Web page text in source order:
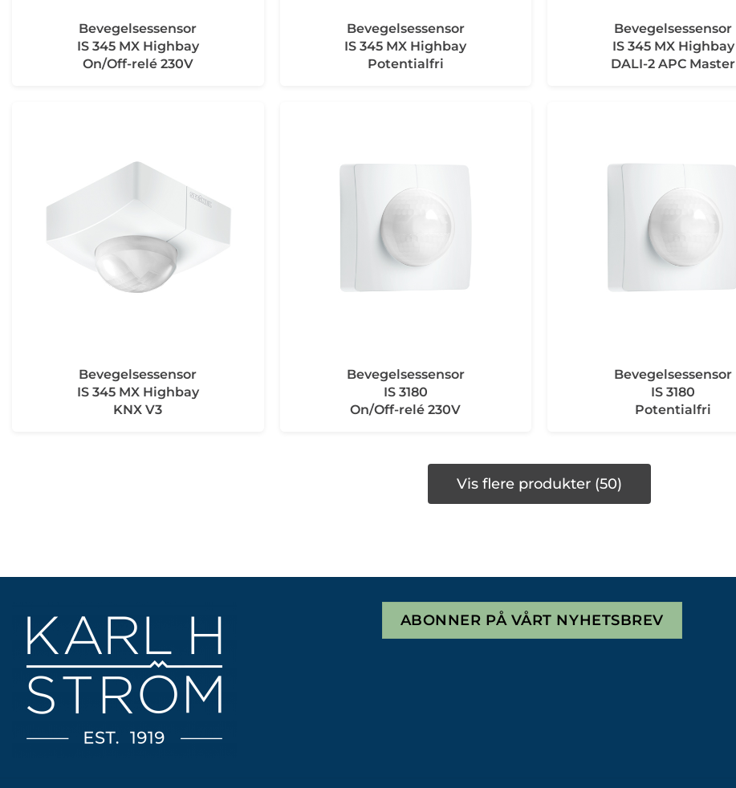
Bevegelsessensor
IS 345 MX Highbay
On/Off-relé 230V
Bevegelsessensor
IS 345 MX Highbay
Potentialfri
Bevegelsessensor
IS 345 MX Highbay
DALI-2 APC Master
Bevegelsessensor
IS 345 MX Highbay
KNX V3
Bevegelsessensor
IS 3180
On/Off-relé 230V
Bevegelsessensor
IS 3180
Potentialfri
Vis flere produkter (50)
ABONNER PÅ VÅRT NYHETSBREV